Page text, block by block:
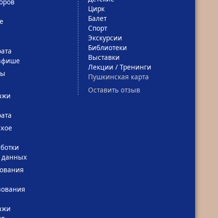
данных
Цирк
Балет
Спорт
Экскурсии
Библиотеки
Выставки
Лекции / Тренинги
Пушкинская карта
Оставить отзыв